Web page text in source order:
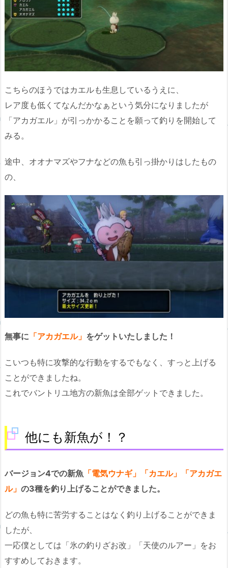
こちらのほうではカエルも生息しているうえに、
レア度も低くてなんだかなぁという気分になりましたが
「アカガエル」が引っかかることを願って釣りを開始して
みる。
途中、オオナマズやフナなどの魚も引っ掛かりはしたもの
の、
無事に 「アカガエル」 をゲットいたしました！
こいつも特に攻撃的な行動をするでもなく、すっと上げる
ことができましたね。
これでバントリユ地方の新魚は全部ゲットできました。
他にも新魚が！？
バージョン4での新魚 「電気ウナギ」「カエル」「アカガエ
ル」 の3種を釣り上げることができました。
どの魚も特に苦労することはなく釣り上げることができま
したが、
一応僕としては「氷の釣りざお改」「天使のルアー」をお
すすめしておきます。